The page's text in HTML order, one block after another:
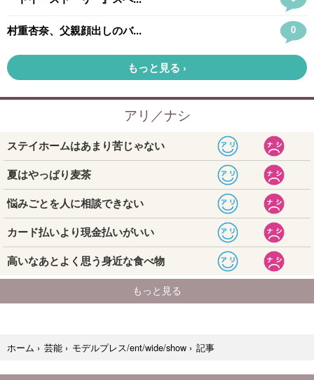
ホーム › 芸能 › モデルプレス/ent/wide/show › 記事